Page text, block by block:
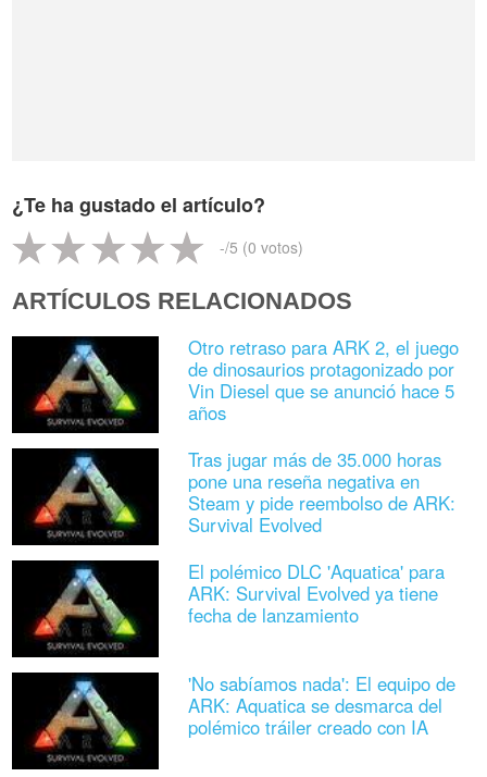
¿Te ha gustado el artículo?
-/5 (0 votos)
ARTÍCULOS RELACIONADOS
Otro retraso para ARK 2, el juego
de dinosaurios protagonizado por
Vin Diesel que se anunció hace 5
años
Tras jugar más de 35.000 horas
pone una reseña negativa en
Steam y pide reembolso de ARK:
Survival Evolved
El polémico DLC 'Aquatica' para
ARK: Survival Evolved ya tiene
fecha de lanzamiento
'No sabíamos nada': El equipo de
ARK: Aquatica se desmarca del
polémico tráiler creado con IA